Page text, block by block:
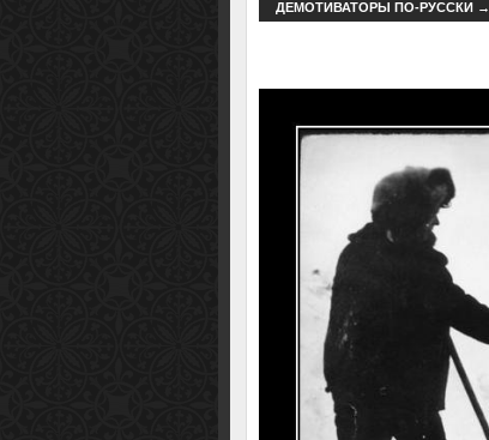
ДЕМОТИВАТОРЫ ПО-РУССКИ→